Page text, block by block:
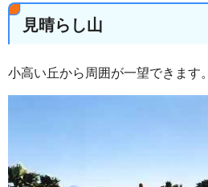
見晴らし山
小高い丘から周囲が一望できます。